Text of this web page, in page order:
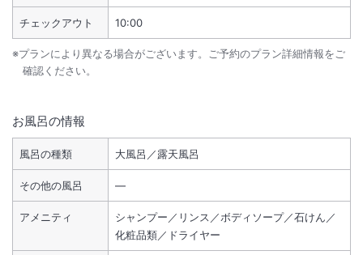
チェックアウト 10:00
※プランにより異なる場合がございます。ご予約のプラン詳細情報をご
確認ください。
お風呂の情報
風呂の種類 大風呂／露天風呂
その他の風呂 ―
アメニティ
シャンプー／リンス／ボディソープ／石けん／
化粧品類／ドライヤー